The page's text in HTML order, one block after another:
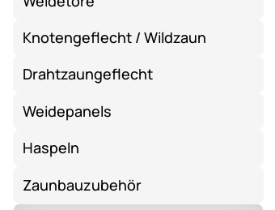
Knotengeflecht / Wildzaun
Drahtzaungeflecht
Weidepanels
Haspeln
Zaunbauzubehör